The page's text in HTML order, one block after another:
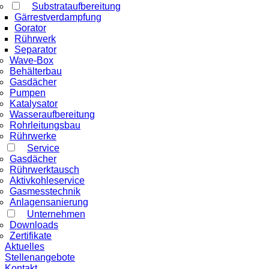
Substrataufbereitung
Gärrestverdampfung
Gorator
Rührwerk
Separator
Wave-Box
Behälterbau
Gasdächer
Pumpen
Katalysator
Wasseraufbereitung
Rohrleitungsbau
Rührwerke
Service
Gasdächer
Rührwerktausch
Aktivkohleservice
Gasmesstechnik
Anlagensanierung
Unternehmen
Downloads
Zertifikate
Aktuelles
Stellenangebote